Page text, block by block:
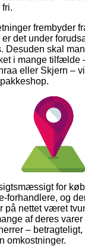
fri.
frembyder
det under
Desuden skal
i mange tilfælde
eller Skjern –
for
forhandlere, og
på nettet været
af deres
–
omkostninger.